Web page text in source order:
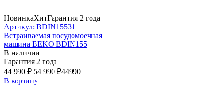
НовинкаХитГарантия 2 года
Артикул: BDIN15531
Встраиваемая посудомоечная
машина BEKO BDIN155
В наличии
Гарантия 2 года
44 990 ₽ 54 990 ₽44990
В корзину